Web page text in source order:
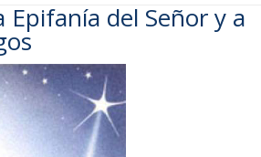
Epifanía del Señor y a